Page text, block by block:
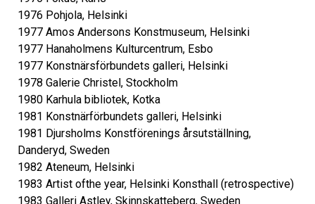
1976 Pohjola, Helsinki
1977 Amos Andersons Konstmuseum, Helsinki
1977 Hanaholmens Kulturcentrum, Esbo
1977 Konstnärsförbundets galleri, Helsinki
1978 Galerie Christel, Stockholm
1980 Karhula bibliotek, Kotka
1981 Konstnärförbundets galleri, Helsinki
1981 Djursholms Konstförenings årsutställning,
Danderyd, Sweden
1982 Ateneum, Helsinki
1983 Artist ofthe year, Helsinki Konsthall (retrospective)
1983 Galleri Astley, Skinnskatteberg, Sweden